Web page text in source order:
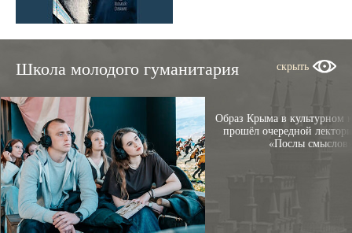
скрыть
Школа молодого гуманитария
Образ Крыма в культурном
прошёл очередной
«Послы